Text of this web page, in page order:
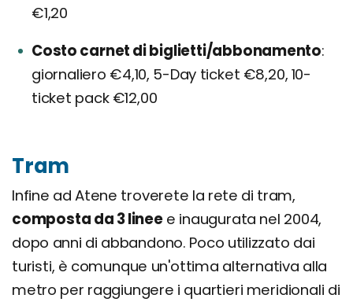
€1,20
Costo carnet di biglietti/abbonamento
giornaliero €4,10, 5-Day ticket €8,20, 10-
ticket pack €12,00
Tram
Infine ad Atene troverete la rete di tram,
composta da 3 lineee inaugurata nel 2004,
dopo anni di abbandono. Poco utilizzato dai
turisti, è comunque un'ottima alternativa alla
metro per raggiungere i quartieri meridionali di